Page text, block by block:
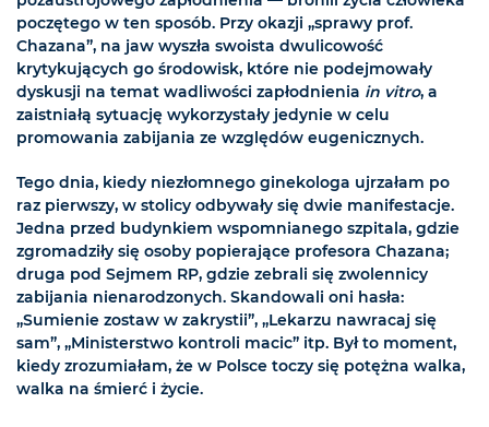
poczętego w ten sposób. Przy okazji „sprawy prof.
Chazana”, na jaw wyszła swoista dwulicowość
krytykujących go środowisk, które nie podejmowały
dyskusji na temat wadliwości zapłodnienia in vitro, a
zaistniałą sytuację wykorzystały jedynie w celu
promowania zabijania ze względów eugenicznych.
Tego dnia, kiedy niezłomnego ginekologa ujrzałam po
raz pierwszy, w stolicy odbywały się dwie manifestacje.
Jedna przed budynkiem wspomnianego szpitala, gdzie
zgromadziły się osoby popierające profesora Chazana;
druga pod Sejmem RP, gdzie zebrali się zwolennicy
zabijania nienarodzonych. Skandowali oni hasła:
„Sumienie zostaw w zakrystii”, „Lekarzu nawracaj się
sam”, „Ministerstwo kontroli macic” itp. Był to moment,
kiedy zrozumiałam, że w Polsce toczy się potężna walka,
walka na śmierć i życie.